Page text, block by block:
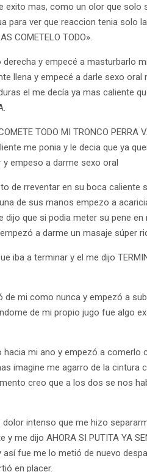
exito mas, como un olor que solo
para ver que reaccion tenia solo
COMETELO TODO».
y empecé a masturbarlo
llena y empecé a darle sexo
el me decía ya mas caliente
TODO MI TRONCO PERRA
me ponia y le decia que ya
empeso a darme sexo oral
de rreventar en su boca caliente
de sus manos empezo a
que si podia meter su pene
a darme un masaje súper
iba a terminar y el me dijo
de mi como nunca y empezó a
de mi propio jugo fue algo
hacia mi ano y empezó a
imagine me agarro de la cintura
creo que a los dos se nos
intenso que me hizo
dijo AHORA SI PUTITA YA
fue me lo metió de nuevo
en placer.